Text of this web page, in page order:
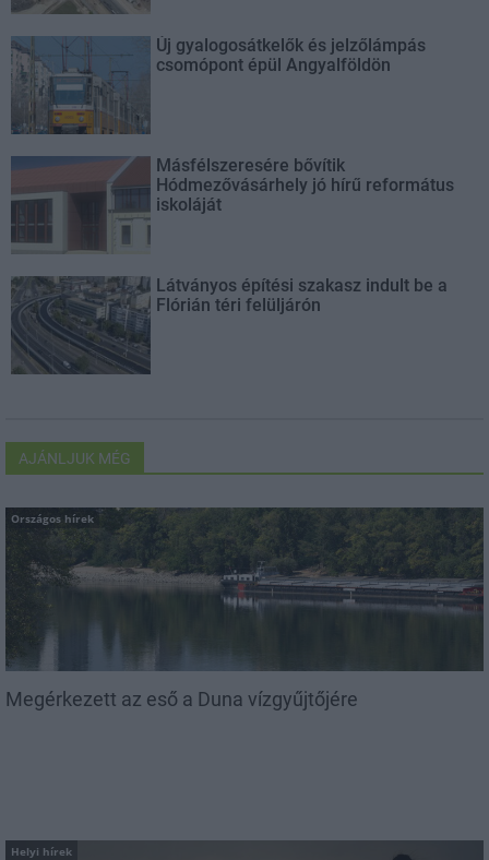
Új gyalogosátkelők és jelzőlámpás
csomópont épül Angyalföldön
Másfélszeresére bővítik
Hódmezővásárhely jó hírű református
iskoláját
Látványos építési szakasz indult be a
Flórián téri felüljárón
AJÁNLJUK MÉG
Országos hírek
Megérkezett az eső a Duna vízgyűjtőjére
Helyi hírek